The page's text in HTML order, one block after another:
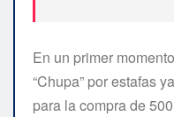
En un primer
“Chupa” por estafas
para la compra de